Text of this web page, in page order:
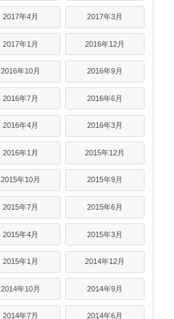
2017年4月 2017年3月
2017年1月 2016年12月
2016年10月 2016年9月
2016年7月 2016年6月
2016年4月 2016年3月
2016年1月 2015年12月
2015年10月 2015年9月
2015年7月 2015年6月
2015年4月 2015年3月
2015年1月 2014年12月
2014年10月 2014年9月
2014年7月 2014年6月